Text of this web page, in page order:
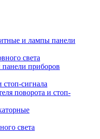
и лампы панели
света
приборов
стоп-сигнала
поворота и стоп-
света